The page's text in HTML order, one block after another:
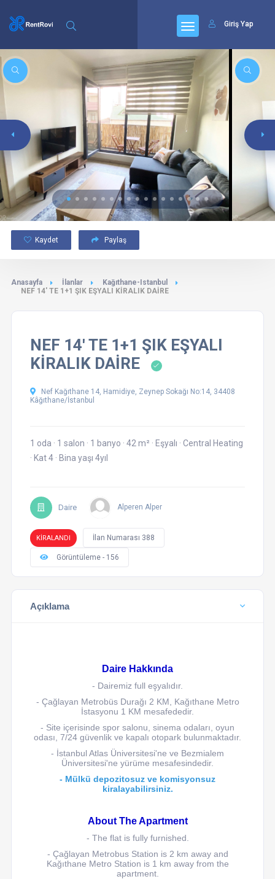
Giriş Yap
Kaydet Paylaş
Anasayfa İlanlar
Kağıthane-Istanbul
NEF 14' TE 1+1 ŞIK EŞYALI KİRALIK DAİRE
NEF 14' TE 1+1 ŞIK EŞYALI
KİRALIK DAİRE
Nef Kağıthane 14, Hamidiye, Zeynep Sokağı No:14, 34408
Kâğıthane/İstanbul
1 oda · 1 salon · 1 banyo · 42 m² · Eşyalı · Central Heating
· Kat 4 · Bina yaşı 4yıl
Daire Alperen Alper
KİRALANDI İlan Numarası 388
Görüntüleme - 156
Açıklama
Daire Hakkında
- Dairemiz full eşyalıdır.
- Çağlayan Metrobüs Durağı 2 KM, Kağıthane Metro
İstasyonu 1 KM mesafededir.
- Site içerisinde spor salonu, sinema odaları, oyun
odası, 7/24 güvenlik ve kapalı otopark bulunmaktadır.
- İstanbul Atlas Üniversitesi'ne ve Bezmialem
Üniversitesi'ne yürüme mesafesindedir.
- Mülkü depozitosuz ve komisyonsuz
kiralayabilirsiniz.
About The Apartment
- The flat is fully furnished.
- Çağlayan Metrobus Station is 2 km away and
Kağıthane Metro Station is 1 km away from the
apartment.